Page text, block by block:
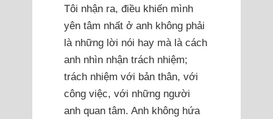
Tôi nhận ra, điều khiến mình
yên tâm nhất ở anh không phải
là những lời nói hay mà là cách
anh nhìn nhận trách nhiệm;
trách nhiệm với bản thân, với
công việc, với những người
anh quan tâm. Anh không hứa